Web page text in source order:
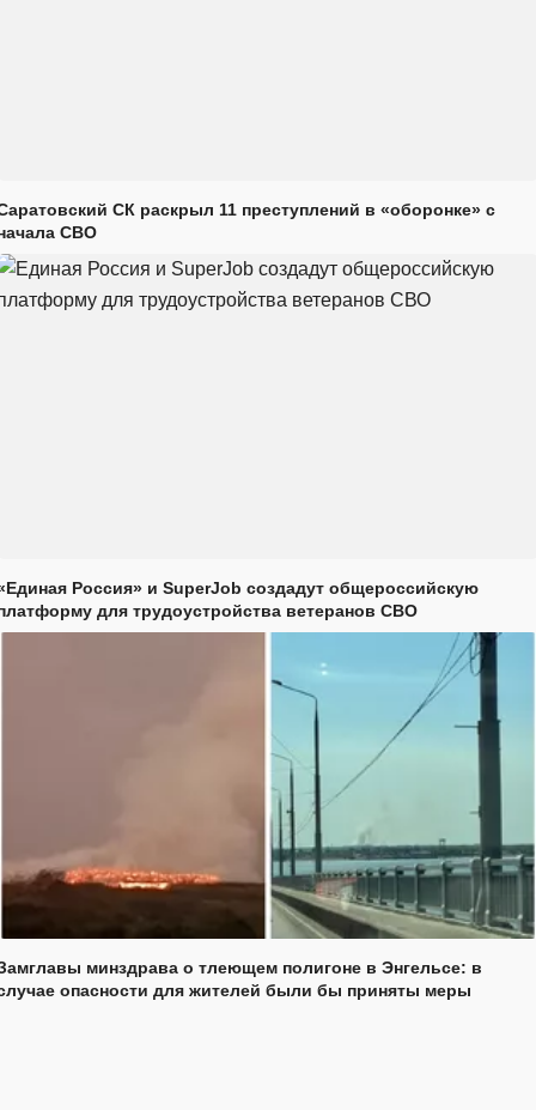
СК раскрыл 11 преступлений в «оборонке» с
СВО
Россия» и SuperJob создадут общероссийскую
для трудоустройства ветеранов СВО
минздрава о тлеющем полигоне в Энгельсе: в
опасности для жителей были бы приняты меры